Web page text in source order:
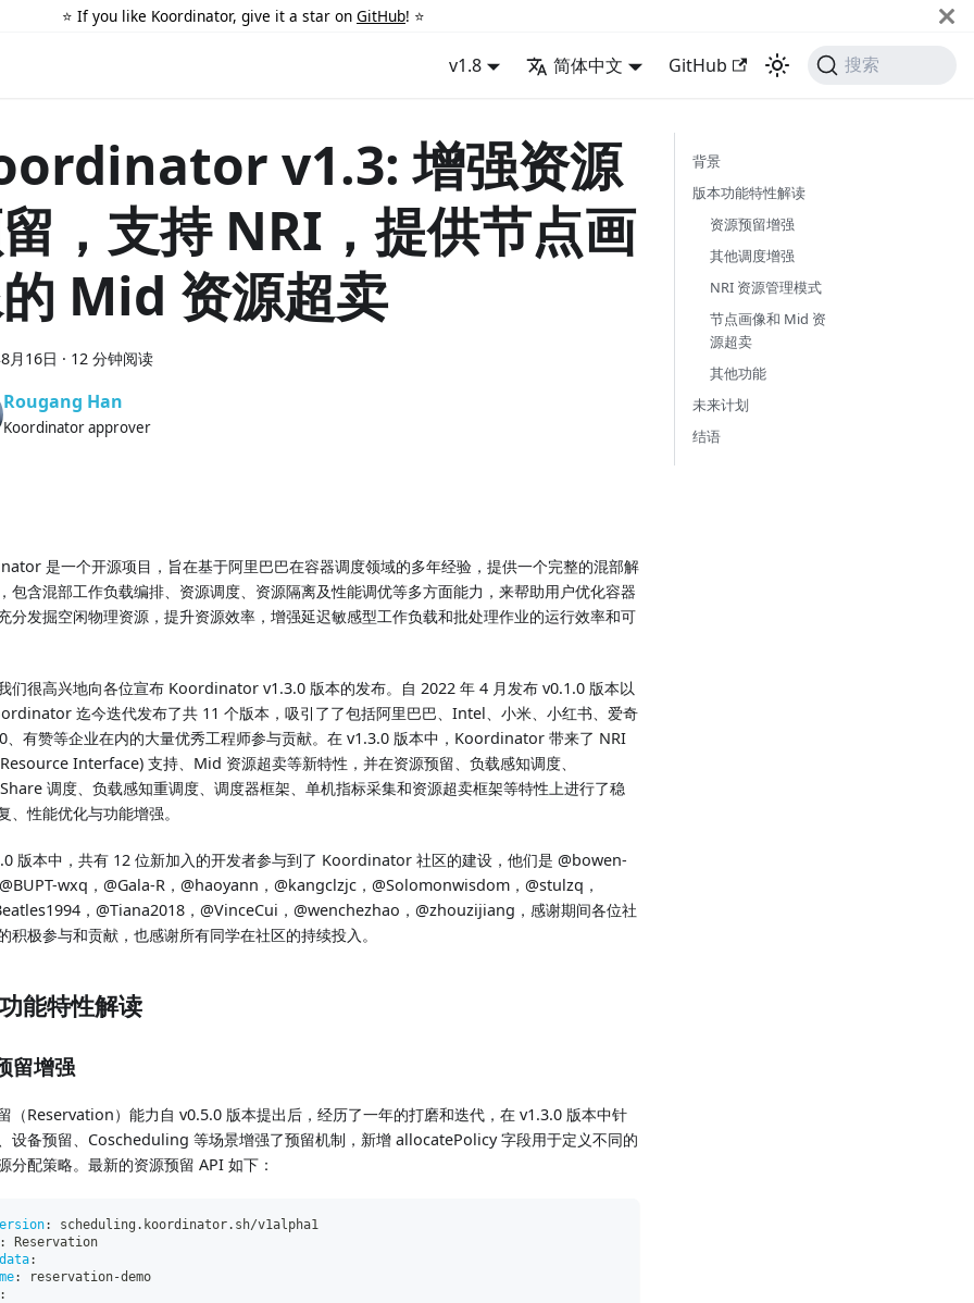
⭐️ If you like Koordinator, give it a star on GitHub! ⭐️
v1.8 简体中文 GitHub 搜索
v1.3: 增强资源
，支持 NRI，提供节点画
Mid 资源超卖
月16日 · 12 分钟阅读
Rougang Han
Koordinator approver
是一个开源项目，旨在基于阿里巴巴在容器调度领域的多年经验，提供一个完整的混部解
包含混部工作负载编排、资源调度、资源隔离及性能调优等多方面能力，来帮助用户优化容器
分发掘空闲物理资源，提升资源效率，增强延迟敏感型工作负载和批处理作业的运行效率和可
们很高兴地向各位宣布 Koordinator v1.3.0 版本的发布。自 2022 年 4 月发布 v0.1.0 版本以
迄今迭代发布了共 11 个版本，吸引了了包括阿里巴巴、Intel、小米、小红书、爱奇
、有赞等企业在内的大量优秀工程师参与贡献。在 v1.3.0 版本中，Koordinator 带来了 NRI
Interface) 支持、Mid 资源超卖等新特性，并在资源预留、负载感知调度、
调度、负载感知重调度、调度器框架、单机指标采集和资源超卖框架等特性上进行了稳
、性能优化与功能增强。
版本中，共有 12 位新加入的开发者参与到了 Koordinator 社区的建设，他们是 @bowen-
wxq，@Gala-R，@haoyann，@kangclzjc，@Solomonwisdom，@stulzq，
，@Tiana2018，@VinceCui，@wenchezhao，@zhouzijiang，感谢期间各位社
积极参与和贡献，也感谢所有同学在社区的持续投入。
能特性解读
留增强
（Reservation）能力自 v0.5.0 版本提出后，经历了一年的打磨和迭代，在 v1.3.0 版本中针
设备预留、Coscheduling 等场景增强了预留机制，新增 allocatePolicy 字段用于定义不同的
分配策略。最新的资源预留 API 如下：
:
scheduling.koordinator.sh/v1alpha1
:
Reservation
:
: reservation-demo
:
背景
版本功能特性解读
资源预留增强
其他调度增强
NRI 资源管理模式
节点画像和 Mid 资
源超卖
其他功能
未来计划
结语